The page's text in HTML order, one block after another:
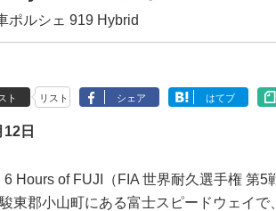
ポルシェ 919 Hybrid
ト リスト シェア はてブ
日
Hours of FUJI（FIA 世界耐久選手権 第5
東郡小山町にある富士スピードウェイ